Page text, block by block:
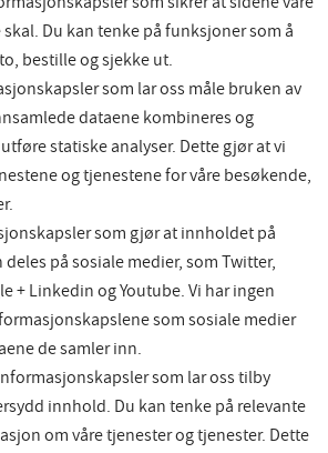
Du kan tenke på funksjoner som å
bestille og sjekke ut.
som lar oss måle bruken av
dataene kombineres og
statiske analyser. Dette gjør at vi
og tjenestene for våre besøkende,
som gjør at innholdet på
på sosiale medier, som Twitter,
+ Linkedin og Youtube. Vi har ingen
som sosiale medier
de samler inn.
som lar oss tilby
innhold. Du kan tenke på relevante
om våre tjenester og tjenester. Dette